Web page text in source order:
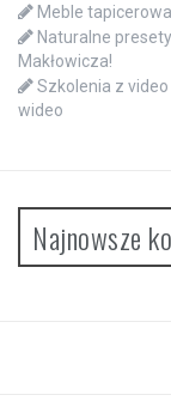
Meble
Naturalne
Makłowicza!
Szkolenia z
wideo
Najnowsze